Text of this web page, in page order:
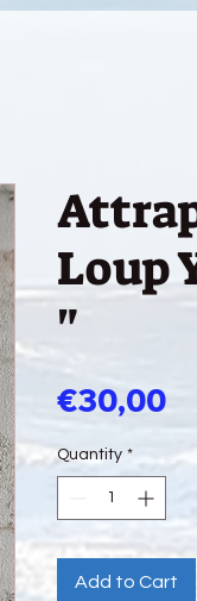
Loup
"
€30,00
Quantity *
Add to Cart